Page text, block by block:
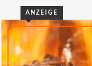
ANZEIGE